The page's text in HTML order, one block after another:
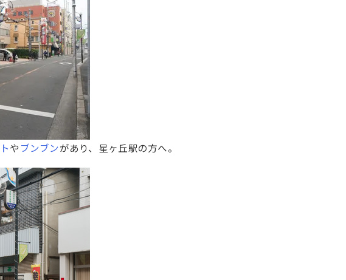
や ブンブンがあり、星ヶ丘駅の方へ。